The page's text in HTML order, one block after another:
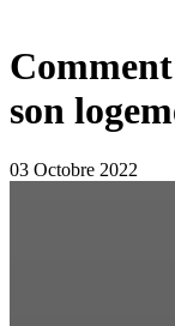
son
03 Octobre 2022